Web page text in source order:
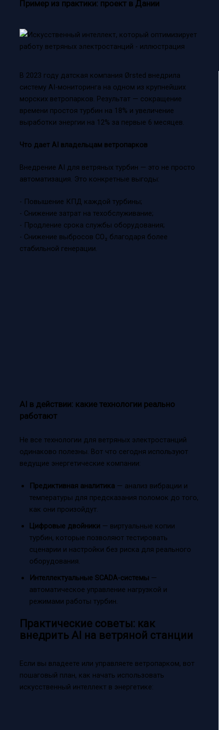
Пример из практики: проект в Дании
В 2023 году датская компания Ørsted внедрила
систему AI-мониторинга на одном из крупнейших
морских ветропарков. Результат — сокращение
времени простоя турбин на 18% и увеличение
выработки энергии на 12% за первые 6 месяцев.
Что дает AI владельцам ветропарков
Внедрение AI для ветряных турбин — это не просто
автоматизация. Это конкретные выгоды:
- Повышение КПД каждой турбины;
- Снижение затрат на техобслуживание;
- Продление срока службы оборудования;
- Снижение выбросов CO₂ благодаря более
стабильной генерации.
AI в действии: какие технологии реально
работают
Не все технологии для ветряных электростанций
одинаково полезны. Вот что сегодня используют
ведущие энергетические компании:
Предиктивная аналитика— анализ вибрации и
температуры для предсказания поломок до того,
как они произойдут.
Цифровые двойники— виртуальные копии
турбин, которые позволяют тестировать
сценарии и настройки без риска для реального
оборудования.
Интеллектуальные SCADA-системы—
автоматическое управление нагрузкой и
режимами работы турбин.
Практические советы: как
внедрить AI на ветряной станции
Если вы владеете или управляете ветропарком, вот
пошаговый план, как начать использовать
искусственный интеллект в энергетике: